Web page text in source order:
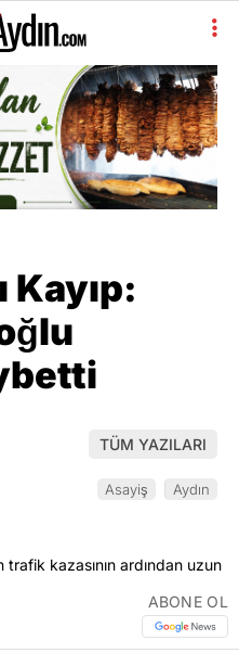
Kayıp:
TÜM YAZILARI
Asayiş Aydın
ABONE OL